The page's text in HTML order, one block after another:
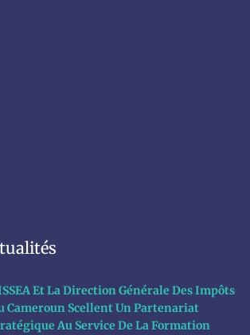
Et La Direction Générale Des Impôts
Cameroun Scellent Un Partenariat
Au Service De La Formation